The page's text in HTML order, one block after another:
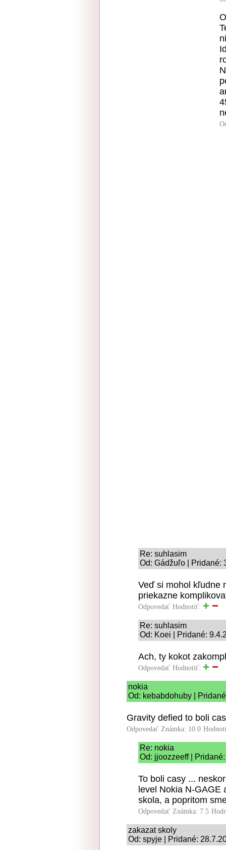
Re: suhlasim
Od: Gádžuľo | Pridané:
Veď si mohol kľudne
priekazne
Odpovedať Hodnotiť:
Re: suhlasim
Od: Koei | Pridané:
Ach, ty kokot
Odpovedať Hodnotiť:
nokia
Od: kebabdohuby |
Gravity defied to boli
Odpovedať Známka: 10.0
Re: nokia
Od: jjoozzeeff |
To boli casy ...
level Nokia N-GAGE
skola, a popritom
Odpovedať Známka: 7.5
zakazat skoly
Od: spyje | Pridané: